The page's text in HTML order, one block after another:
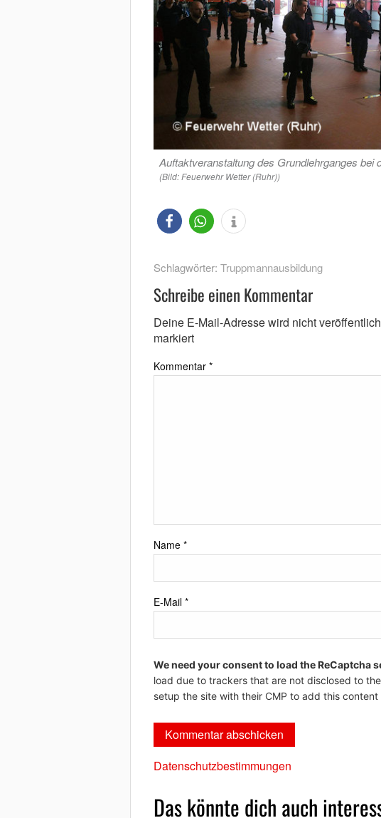
Auftaktveranstaltung des Grundlehrganges bei
(Bild: Feuerwehr Wetter (Ruhr))
Schlagwörter: Truppmannausbildung
Schreibe einen Kommentar
Deine E-Mail-Adresse wird nicht
markiert
Kommentar *
Name *
E-Mail *
We need your consent to load the ReCaptcha
load due to trackers that are not disclosed to
setup the site with their CMP to add this
Datenschutzbestimmungen
Das könnte dich auch